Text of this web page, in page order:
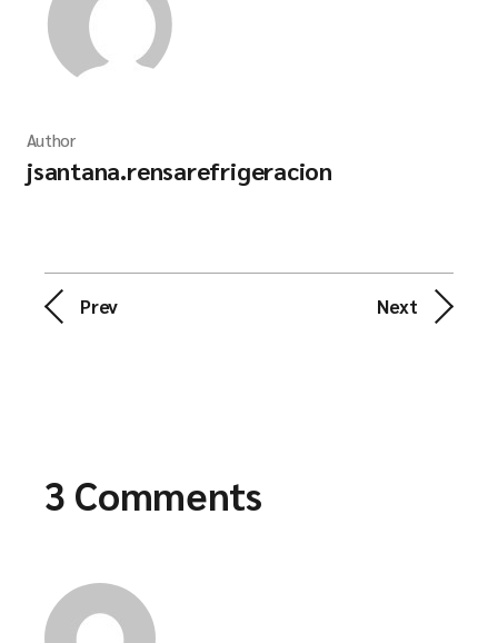
Author
jsantana.rensarefrigeracion
Prev Next
3 Comments